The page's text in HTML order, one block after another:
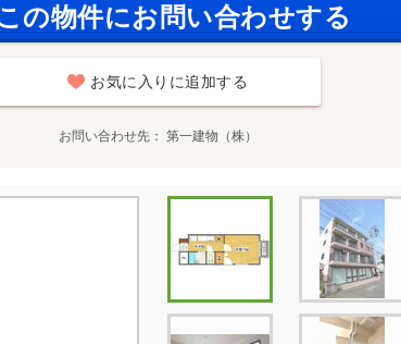
の物件にお問い合わせする
お気に入りに追加する
お問い合わせ先 第一建物（株）